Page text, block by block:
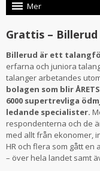
Mer
Grattis –
Billerud är ett
erfarna och juniora
talanger arbetandes
bolagen som blir
6000 supertrevliga
ledande specialister.
respondenterna och de
med allt från ekonomer,
HR och flera som gått
– över hela landet samt